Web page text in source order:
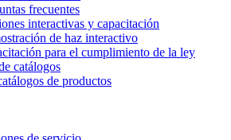
frecuentes
interactivas y capacitación
de haz interactivo
para el cumplimiento de la ley
catálogos
de productos